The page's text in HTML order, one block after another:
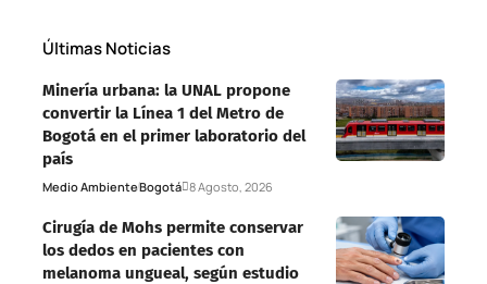
Últimas Noticias
Minería urbana: la UNAL propone
convertir la Línea 1 del Metro de
Bogotá en el primer laboratorio del
país
Medio AmbienteBogotá 8 Agosto, 2026
Cirugía de Mohs permite conservar
los dedos en pacientes con
melanoma ungueal, según estudio